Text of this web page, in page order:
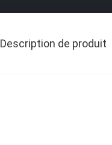
Description de produit